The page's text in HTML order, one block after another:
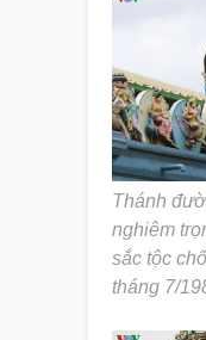
Thánh
nghiêm
sắc tộc
tháng 7/